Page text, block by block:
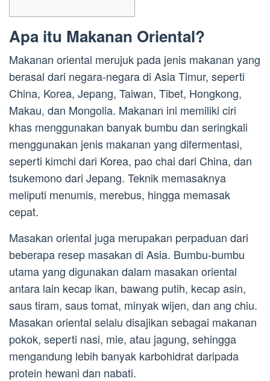
Apa itu Makanan Oriental?
Makanan oriental merujuk pada jenis makanan yang
berasal dari negara-negara di Asia Timur, seperti
China, Korea, Jepang, Taiwan, Tibet, Hongkong,
Makau, dan Mongolia. Makanan ini memiliki ciri
khas menggunakan banyak bumbu dan seringkali
menggunakan jenis makanan yang difermentasi,
seperti kimchi dari Korea, pao chai dari China, dan
tsukemono dari Jepang. Teknik memasaknya
meliputi menumis, merebus, hingga memasak
cepat.
Masakan oriental juga merupakan perpaduan dari
beberapa resep masakan di Asia. Bumbu-bumbu
utama yang digunakan dalam masakan oriental
antara lain kecap ikan, bawang putih, kecap asin,
saus tiram, saus tomat, minyak wijen, dan ang chiu.
Masakan oriental selalu disajikan sebagai makanan
pokok, seperti nasi, mie, atau jagung, sehingga
mengandung lebih banyak karbohidrat daripada
protein hewani dan nabati.